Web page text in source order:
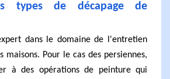
types de décapage de
dans le domaine de l'entretien
maisons. Pour le cas des persiennes,
à des opérations de peinture qui